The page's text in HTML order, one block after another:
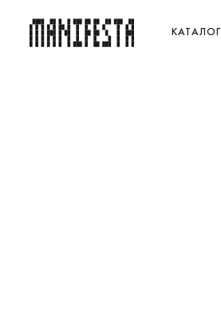
КАТАЛОГ